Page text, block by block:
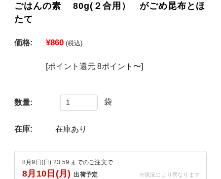
ごはんの素 80g(２合用） がごめ昆布とほ
たて
価格: ¥860 (税込)
[ポイント還元 8ポイント〜]
数量: 袋
在庫: 在庫あり
8月9日(日) 23:59 までのご注文で
8月10日(月)出荷予定